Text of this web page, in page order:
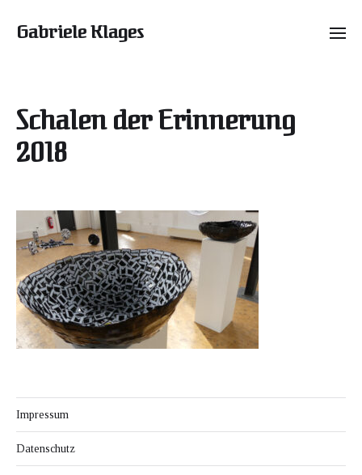
Gabriele Klages
Schalen der Erinnerung
2018
Impressum
Datenschutz